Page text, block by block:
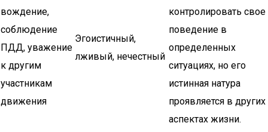
вождение,
соблюдение
ПДД, уважение
к другим
участникам
движения
Эгоистичный,
лживый, нечестный
контролировать свое
поведение в
определенных
ситуациях, но его
истинная натура
проявляется в других
аспектах жизни.